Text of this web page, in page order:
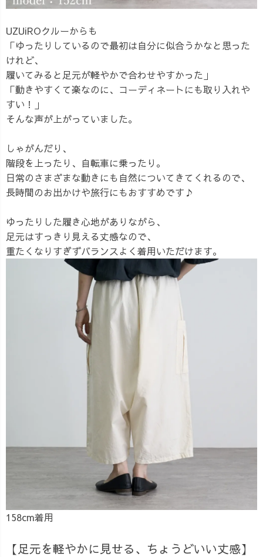
UZUiROクルーからも
「ゆったりしているので最初は自分に似合うかなと思った
けれど、
履いてみると足元が軽やかで合わせやすかった」
「動きやすくて楽なのに、コーディネートにも取り入れや
すい！」
そんな声が上がっていました。
しゃがんだり、
階段を上ったり、自転車に乗ったり。
日常のさまざまな動きにも自然についてきてくれるので、
長時間のお出かけや旅行にもおすすめです♪
ゆったりした履き心地がありながら、
足元はすっきり見える丈感なので、
重たくなりすぎずバランスよく着用いただけます。
158cm着用
【足元を軽やかに見せる、ちょうどいい丈感】